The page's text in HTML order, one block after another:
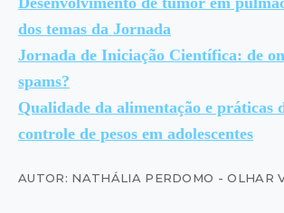
dos temas da Jornada
Jornada de Iniciação Científica: de
spams?
Qualidade da alimentação e práticas
controle de pesos em adolescentes
AUTOR: NATHÁLIA PERDOMO - OLHAR